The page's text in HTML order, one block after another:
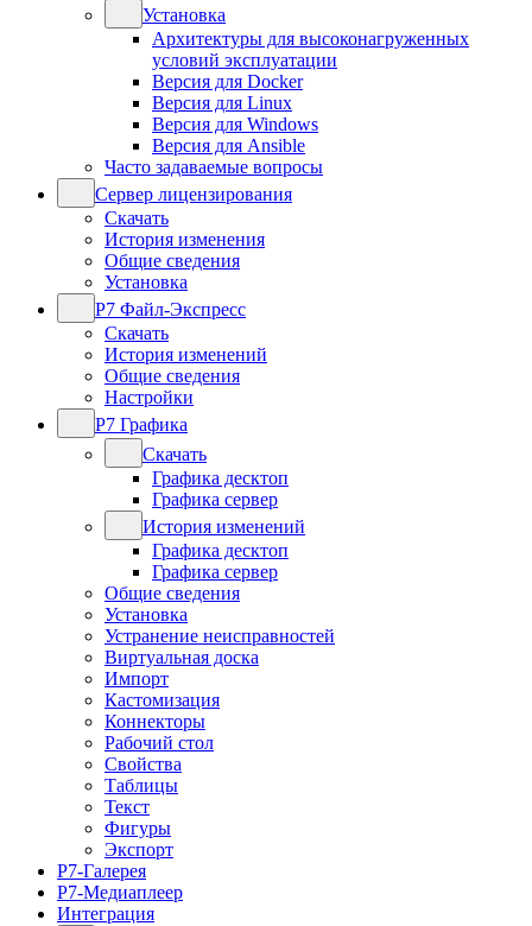
Установка
Архитектуры для высоконагруженных
условий эксплуатации
Версия для Docker
Версия для Linux
Версия для Windows
Версия для Ansible
Часто задаваемые вопросы
Сервер лицензирования
Скачать
История изменения
Общие сведения
Установка
Р7 Файл-Экспресс
Скачать
История изменений
Общие сведения
Настройки
Р7 Графика
Скачать
Графика десктоп
Графика сервер
История изменений
Графика десктоп
Графика сервер
Общие сведения
Установка
Устранение неисправностей
Виртуальная доска
Импорт
Кастомизация
Коннекторы
Рабочий стол
Свойства
Таблицы
Текст
Фигуры
Экспорт
Р7-Галерея
Р7-Медиаплеер
Интеграция